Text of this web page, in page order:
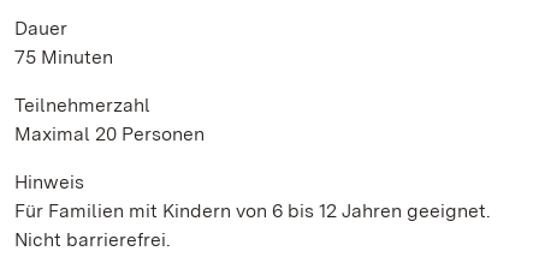
Dauer
75 Minuten
Teilnehmerzahl
Maximal 20 Personen
Hinweis
Für Familien mit Kindern von 6 bis 12 Jahren geeignet.
Nicht barrierefrei.